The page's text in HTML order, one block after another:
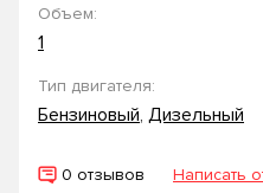
Объем:
1
Тип двигателя:
Бензиновый, Дизельный
0 отзывов Написать